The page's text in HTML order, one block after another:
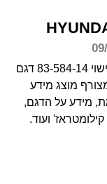
בדיקת מידע על פרטי נוסעים לפי מספר רישוי 83-584-14 דגם
מוצג מידע
מידע על הדגם,
ועוד.